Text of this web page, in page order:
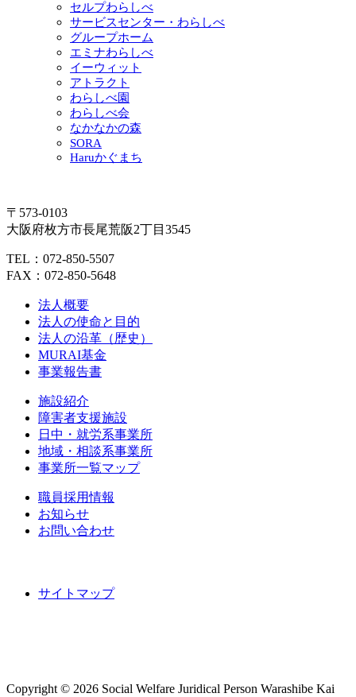
セルプわらしべ
サービスセンター・わらしべ
グループホーム
エミナわらしべ
イーウィット
アトラクト
わらしべ園
わらしべ会
なかなかの森
SORA
Haruかぐまち
〒573-0103
大阪府枚方市長尾荒阪2丁目3545
TEL：072-850-5507
FAX：072-850-5648
法人概要
法人の使命と目的
法人の沿革（歴史）
MURAI基金
事業報告書
施設紹介
障害者支援施設
日中・就労系事業所
地域・相談系事業所
事業所一覧マップ
職員採用情報
お知らせ
お問い合わせ
サイトマップ
Copyright © 2026 Social Welfare Juridical Person Warashibe Kai